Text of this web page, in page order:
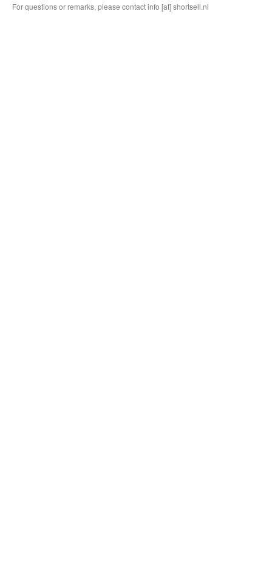
For questions or remarks, please contact info [at] shortsell.nl